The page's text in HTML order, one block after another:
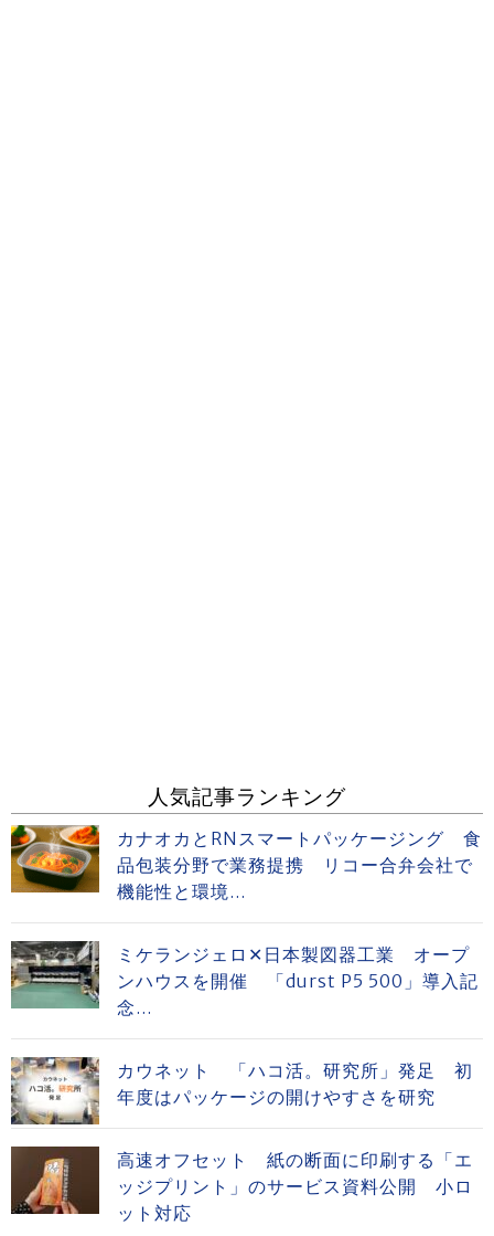
人気記事ランキング
カナオカとRNスマートパッケージング 食
品包装分野で業務提携 リコー合弁会社で
機能性と環境...
ミケランジェロ✕日本製図器工業 オープ
ンハウスを開催 「durst P5 500」導入記
念...
カウネット 「ハコ活。研究所」発足 初
年度はパッケージの開けやすさを研究
高速オフセット 紙の断面に印刷する「エ
ッジプリント」のサービス資料公開 小ロ
ット対応